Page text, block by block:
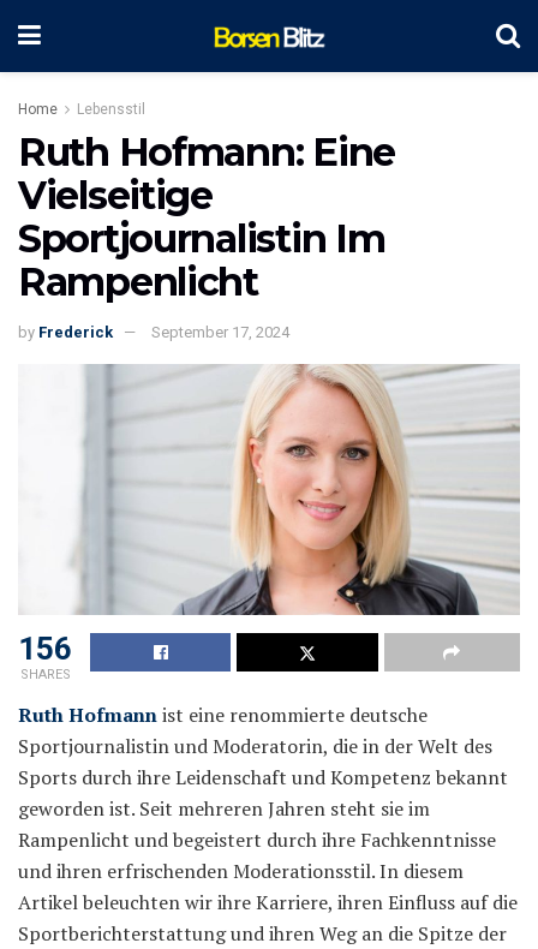
Home Lebensstil
Ruth Hofmann: Eine
Vielseitige
Sportjournalistin Im
Rampenlicht
by Frederick September 17, 2024
156
SHARES
Ruth Hofmannist eine renommierte deutsche
Sportjournalistin und Moderatorin, die in der Welt des
Sports durch ihre Leidenschaft und Kompetenz bekannt
geworden ist. Seit mehreren Jahren steht sie im
Rampenlicht und begeistert durch ihre Fachkenntnisse
und ihren erfrischenden Moderationsstil. In diesem
Artikel beleuchten wir ihre Karriere, ihren Einfluss auf die
Sportberichterstattung und ihren Weg an die Spitze der